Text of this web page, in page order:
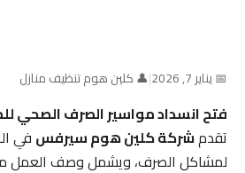
📅 يناير 7, 2026 |👤 كلين هوم تنظيف منازل
فتح انسداد مواسير الصرف الصحي
تقدمشركة كلين هوم سيرفسفي
لمشاكل الصرف، ويشمل وصف العمل ما